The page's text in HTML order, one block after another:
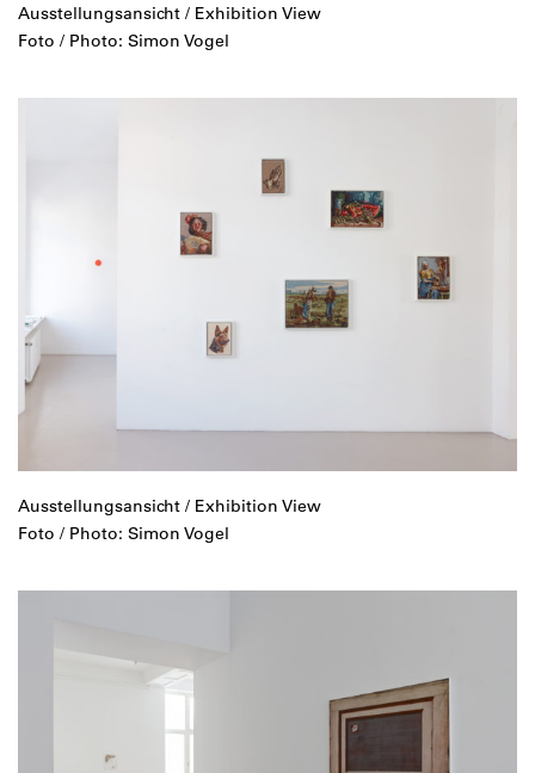
Ausstellungsansicht / Exhibition View
Foto / Photo: Simon Vogel
Ausstellungsansicht / Exhibition View
Foto / Photo: Simon Vogel